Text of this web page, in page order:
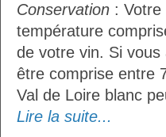
Conservation : Votre
température
de votre vin. Si
être comprise entre
Val de Loire blanc
Lire la suite...